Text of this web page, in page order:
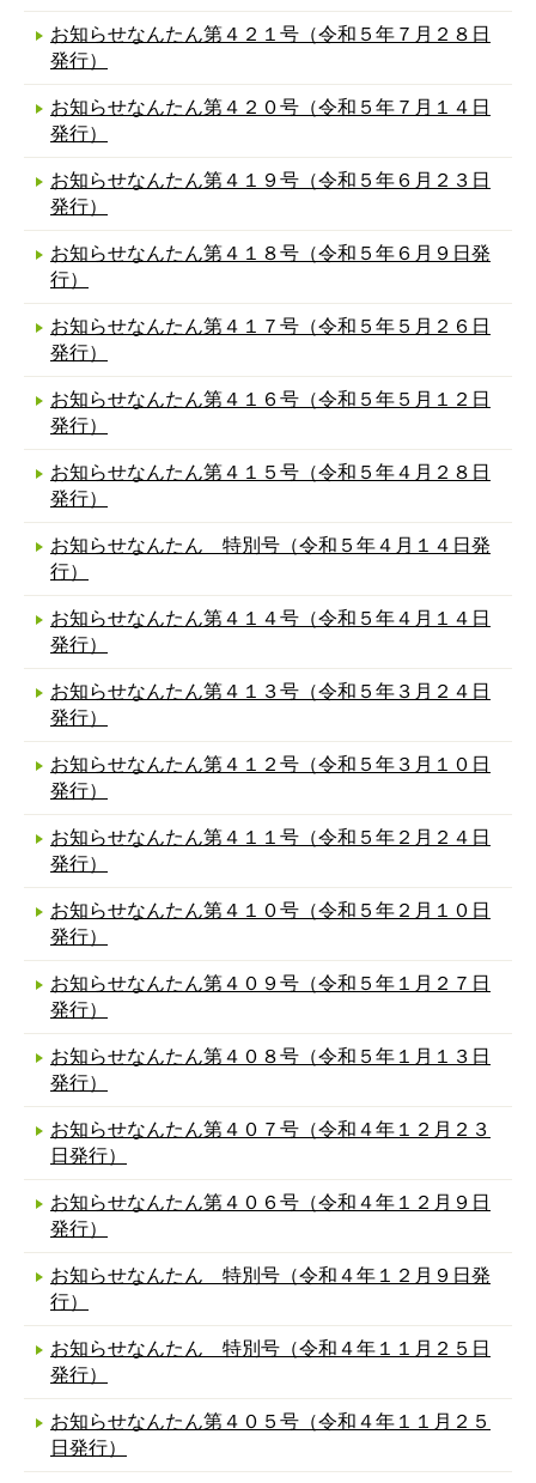
お知らせなんたん第４２１号（令和５年７月２８日
発行）
お知らせなんたん第４２０号（令和５年７月１４日
発行）
お知らせなんたん第４１９号（令和５年６月２３日
発行）
お知らせなんたん第４１８号（令和５年６月９日発
行）
お知らせなんたん第４１７号（令和５年５月２６日
発行）
お知らせなんたん第４１６号（令和５年５月１２日
発行）
お知らせなんたん第４１５号（令和５年４月２８日
発行）
お知らせなんたん 特別号（令和５年４月１４日発
行）
お知らせなんたん第４１４号（令和５年４月１４日
発行）
お知らせなんたん第４１３号（令和５年３月２４日
発行）
お知らせなんたん第４１２号（令和５年３月１０日
発行）
お知らせなんたん第４１１号（令和５年２月２４日
発行）
お知らせなんたん第４１０号（令和５年２月１０日
発行）
お知らせなんたん第４０９号（令和５年１月２７日
発行）
お知らせなんたん第４０８号（令和５年１月１３日
発行）
お知らせなんたん第４０７号（令和４年１２月２３
日発行）
お知らせなんたん第４０６号（令和４年１２月９日
発行）
お知らせなんたん 特別号（令和４年１２月９日発
行）
お知らせなんたん 特別号（令和４年１１月２５日
発行）
お知らせなんたん第４０５号（令和４年１１月２５
日発行）